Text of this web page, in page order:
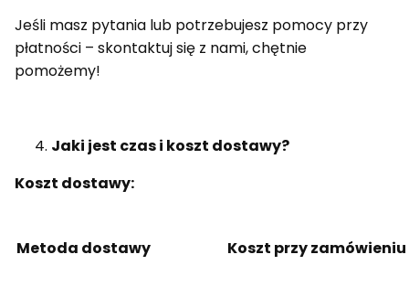
Jeśli masz pytania lub potrzebujesz pomocy przy
płatności – skontaktuj się z nami, chętnie
pomożemy!
Jaki jest czas i koszt dostawy?
Koszt dostawy:
Metoda dostawy Koszt przy zamówieniu